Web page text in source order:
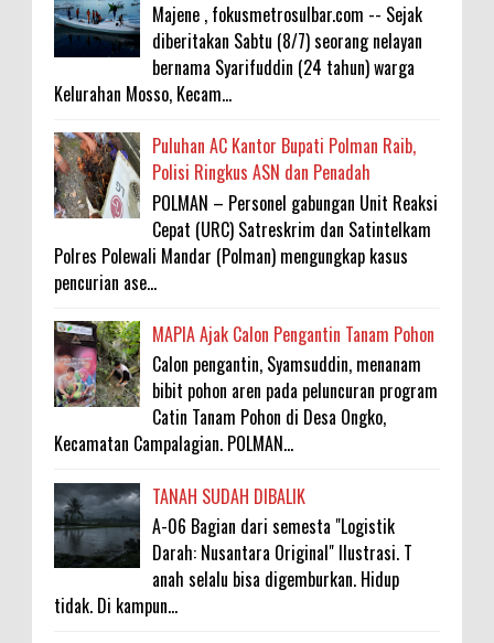
Majene , fokusmetrosulbar.com -- Sejak
diberitakan Sabtu (8/7) seorang nelayan
bernama Syarifuddin (24 tahun) warga
Kelurahan Mosso, Kecam...
Puluhan AC Kantor Bupati Polman Raib,
Polisi Ringkus ASN dan Penadah
POLMAN – Personel gabungan Unit Reaksi
Cepat (URC) Satreskrim dan Satintelkam
Polres Polewali Mandar (Polman) mengungkap kasus
pencurian ase...
MAPIA Ajak Calon Pengantin Tanam Pohon
Calon pengantin, Syamsuddin, menanam
bibit pohon aren pada peluncuran program
Catin Tanam Pohon di Desa Ongko,
Kecamatan Campalagian. POLMAN...
TANAH SUDAH DIBALIK
A-06 Bagian dari semesta "Logistik
Darah: Nusantara Original" Ilustrasi. T
anah selalu bisa digemburkan. Hidup
tidak. Di kampun...